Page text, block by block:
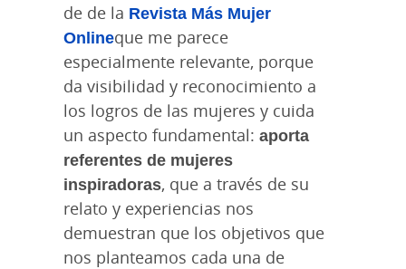
de de la Revista Más Mujer
Onlineque me parece
especialmente relevante, porque
da visibilidad y reconocimiento a
los logros de las mujeres y cuida
un aspecto fundamental: aporta
referentes de mujeres
inspiradoras, que a través de su
relato y experiencias nos
demuestran que los objetivos que
nos planteamos cada una de